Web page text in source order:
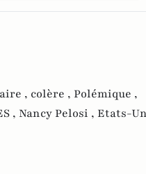
, colère , Polémique ,
, Nancy Pelosi , Etats-